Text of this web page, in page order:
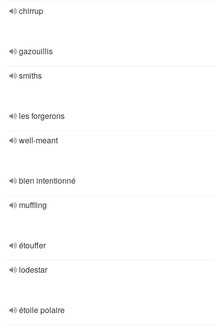
chirrup
gazouillis
smiths
les forgerons
well-meant
bien intentionné
muffling
étouffer
lodestar
étoile polaire